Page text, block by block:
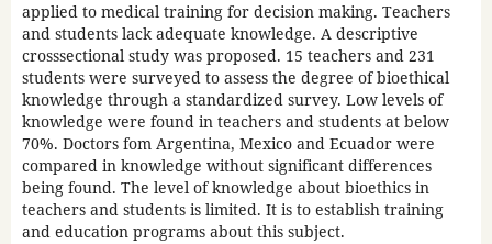
applied to medical training for decision making. Teachers
and students lack adequate knowledge. A descriptive
crosssectional study was proposed. 15 teachers and 231
students were surveyed to assess the degree of bioethical
knowledge through a standardized survey. Low levels of
knowledge were found in teachers and students at below
70%. Doctors fom Argentina, Mexico and Ecuador were
compared in knowledge without significant differences
being found. The level of knowledge about bioethics in
teachers and students is limited. It is to establish training
and education programs about this subject.